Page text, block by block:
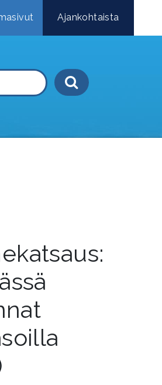
Ajankohtaista
Haku-painike